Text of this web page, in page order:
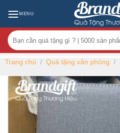
content
MENU
Tìm
kiếm:
Trang chủ / Quà tặng văn phòng /